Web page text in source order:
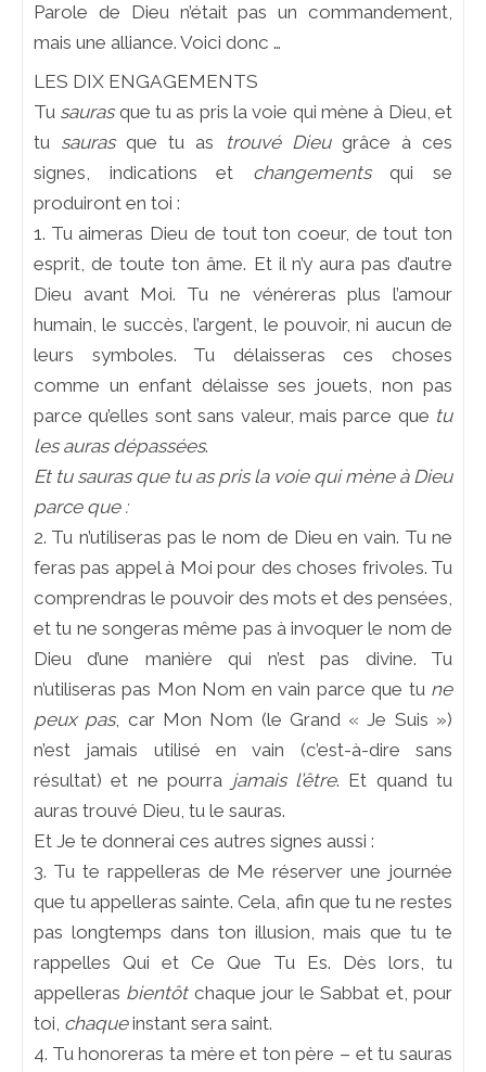
Parole de Dieu n’était pas un commandement,
mais une alliance. Voici donc …
LES DIX ENGAGEMENTS
Tu saurasque tu as pris la voie qui mène à Dieu, et
tu saurasque tu as trouvé Dieugrâce à ces
signes, indications et changementsqui se
produiront en toi :
1. Tu aimeras Dieu de tout ton coeur, de tout ton
esprit, de toute ton âme. Et il n’y aura pas d’autre
Dieu avant Moi. Tu ne vénéreras plus l’amour
humain, le succès, l’argent, le pouvoir, ni aucun de
leurs symboles. Tu délaisseras ces choses
comme un enfant délaisse ses jouets, non pas
parce qu’elles sont sans valeur, mais parce que tu
les auras dépassées.
Et tu sauras que tu as pris la voie qui mène à Dieu
parce que :
2. Tu n’utiliseras pas le nom de Dieu en vain. Tu ne
feras pas appel à Moi pour des choses frivoles. Tu
comprendras le pouvoir des mots et des pensées,
et tu ne songeras même pas à invoquer le nom de
Dieu d’une manière qui n’est pas divine. Tu
n’utiliseras pas Mon Nom en vain parce que tu ne
peux pas, car Mon Nom (le Grand « Je Suis »)
n’est jamais utilisé en vain (c’est-à-dire sans
résultat) et ne pourra jamais l’être. Et quand tu
auras trouvé Dieu, tu le sauras.
Et Je te donnerai ces autres signes aussi :
3. Tu te rappelleras de Me réserver une journée
que tu appelleras sainte. Cela, afin que tu ne restes
pas longtemps dans ton illusion, mais que tu te
rappelles Qui et Ce Que Tu Es. Dès lors, tu
appelleras bientôtchaque jour le Sabbat et, pour
toi, chaqueinstant sera saint.
4. Tu honoreras ta mère et ton père – et tu sauras